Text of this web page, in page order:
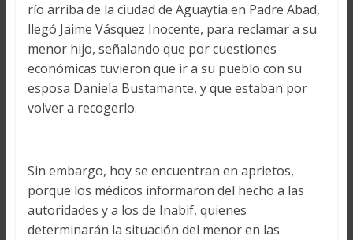
río arriba de la ciudad de Aguaytia en Padre Abad,
llegó Jaime Vásquez Inocente, para reclamar a su
menor hijo, señalando que por cuestiones
económicas tuvieron que ir a su pueblo con su
esposa Daniela Bustamante, y que estaban por
volver a recogerlo.
Sin embargo, hoy se encuentran en aprietos,
porque los médicos informaron del hecho a las
autoridades y a los de Inabif, quienes
determinarán la situación del menor en las